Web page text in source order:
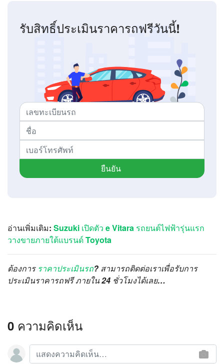
รับสิทธิ์ประเมินราคารถฟรีวันนี้!
ยืนยัน
อ่านเพิ่มเติม: Suzuki เปิดตัว e Vitara รถยนต์ไฟฟ้ารุ่นแรก
วางขายภายใต้แบรนด์ Toyota
ต้องการ ราคาประเมินรถ? สามารถติดต่อเราเพื่อรับการ
ประเมินราคารถฟรี ภายใน 24 ชั่วโมงได้เลย…
0 ความคิดเห็น